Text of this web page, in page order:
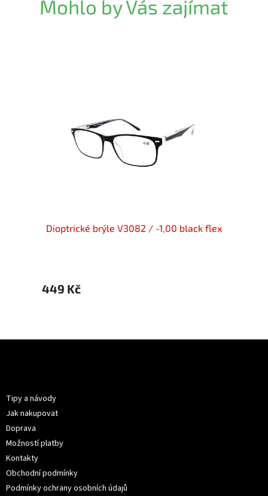
Mohlo by Vás zajímat
Dioptrické brýle V3082 / -1,00 black flex
449 Kč
Tipy a návody
Jak nakupovat
Doprava
Možností platby
Kontakty
Obchodní podmínky
Podmínky ochrany osobních údajů